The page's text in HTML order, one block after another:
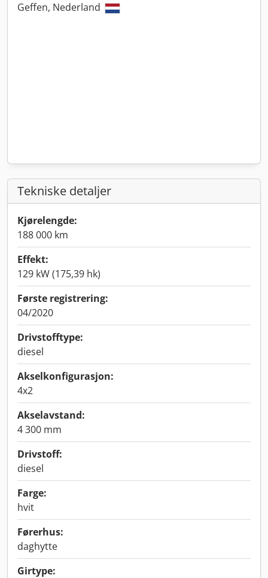
Geffen, Nederland
Tekniske detaljer
Kjørelengde:
188 000 km
Effekt:
129 kW (175,39 hk)
Første registrering:
04/2020
Drivstofftype:
diesel
Akselkonfigurasjon:
4x2
Akselavstand:
4 300 mm
Drivstoff:
diesel
Farge:
hvit
Førerhus:
daghytte
Girtype: